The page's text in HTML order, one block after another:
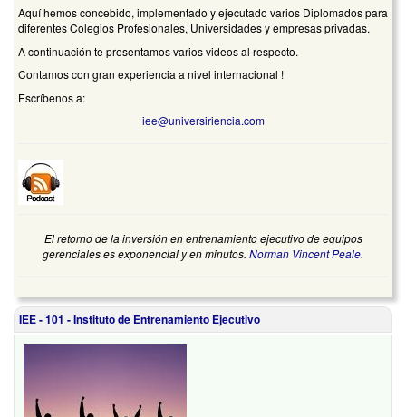
Aquí hemos concebido, implementado y ejecutado varios Diplomados para
diferentes Colegios Profesionales, Universidades y empresas privadas.
A continuación te presentamos varios videos al respecto.
Contamos con gran experiencia a nivel internacional !
Escríbenos a:
iee@universiriencia.com
El retorno de la inversión en entrenamiento ejecutivo de equipos
gerenciales es exponencial y en minutos. Norman Vincent Peale.
IEE - 101 - Instituto de Entrenamiento Ejecutivo